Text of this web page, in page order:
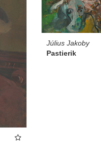
Július Jakoby
Pastierik